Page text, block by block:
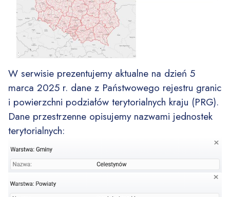
W serwisie prezentujemy aktualne na dzień 5
marca 2025 r. dane z Państwowego rejestru granic
i powierzchni podziałów terytorialnych kraju (PRG).
Dane przestrzenne opisujemy nazwami jednostek
terytorialnych: